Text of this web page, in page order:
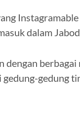
dalam
dengan
gedung